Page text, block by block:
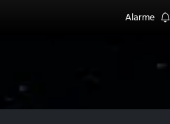
Alarme